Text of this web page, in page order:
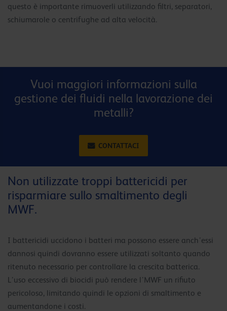
questo è importante rimuoverli utilizzando filtri, separatori,
schiumarole o centrifughe ad alta velocità.
Vuoi maggiori informazioni sulla
gestione dei fluidi nella lavorazione dei
metalli?
CONTATTACI
Non utilizzate troppi battericidi per
risparmiare sullo smaltimento degli
MWF.
I battericidi uccidono i batteri ma possono essere anch’essi
dannosi quindi dovranno essere utilizzati soltanto quando
ritenuto necessario per controllare la crescita batterica.
L’uso eccessivo di biocidi può rendere l’MWF un rifiuto
pericoloso, limitando quindi le opzioni di smaltimento e
aumentandone i costi.